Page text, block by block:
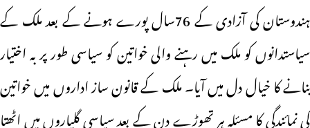
ہندوستان کی آزادی کے 76سال پورے ہونے کے بعد ملک کے
سیاستدانوں کو ملک میں رہنے والی خواتین کو سیاسی طور پر بہ اختیار
بنانے کا خیال دل میں آیا۔ ملک کے قانون ساز اداروں میں خواتین
کی نمائندگی کا مسئلہ ہر تھوڑے دن کے بعد سیاسی گلیاروں میں اٹھتا